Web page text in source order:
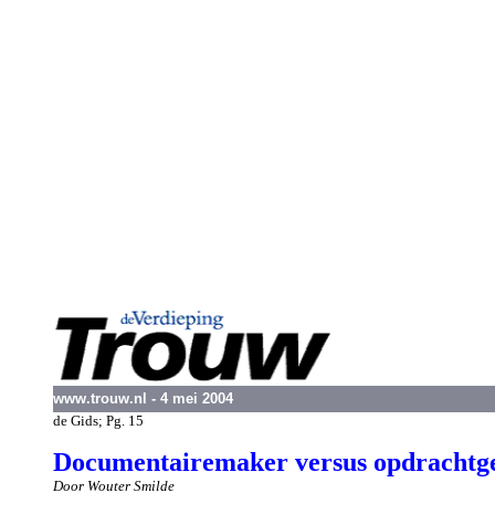
www.trouw.nl - 4 mei 2004
de Gids; Pg. 15
Documentairemaker versus
Door Wouter Smilde